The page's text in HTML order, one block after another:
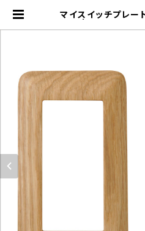
マイスイッチプレー